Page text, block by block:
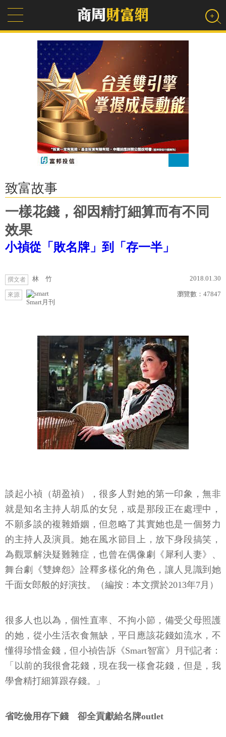
致富故事
一樣花錢，卻因精打細算而有不同
效果
小禎從「敗名牌」到「存一半」
撰文者 林 竹 2018.01.30
來源
Smart月刊
瀏覽數： 47847
談起小禎（胡盈禎），很多人對她的第一印象，無非
就是知名主持人胡瓜的女兒，或是那段正在處理中，
不願多談的複雜婚姻，但忽略了其實她也是一個努力
的主持人及演員。她在風水節目上，放下身段搞笑，
為觀眾解決疑難雜症，也曾在偶像劇《犀利人妻》、
舞台劇《雙婢怨》詮釋多樣化的角色，讓人見識到她
千面女郎般的好演技。（編按：本文撰於2013年7月）
很多人也以為，個性直率、不拘小節，備受父母照護
的她，從小生活衣食無缺，平日應該花錢如流水，不
懂得珍惜金錢，但小禎告訴《Smart智富》月刊記者：
「以前的我很會花錢，現在我一樣會花錢，但是，我
學會精打細算跟存錢。」
省吃儉用存下錢 卻全貢獻給名牌outlet